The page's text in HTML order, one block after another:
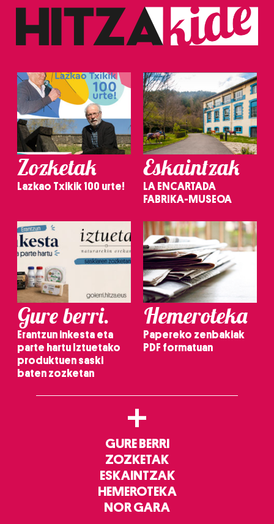
Zozketak
Lazkao Txikik 100 urte!
Eskaintzak
LA ENCARTADA
FABRIKA-MUSEOA
Gure berri.
Erantzun inkesta eta
parte hartu Iztuetako
produktuen saski
baten zozketan
Hemeroteka
Papereko zenbakiak
PDF formatuan
+
GURE BERRI
ZOZKETAK
ESKAINTZAK
HEMEROTEKA
NOR GARA